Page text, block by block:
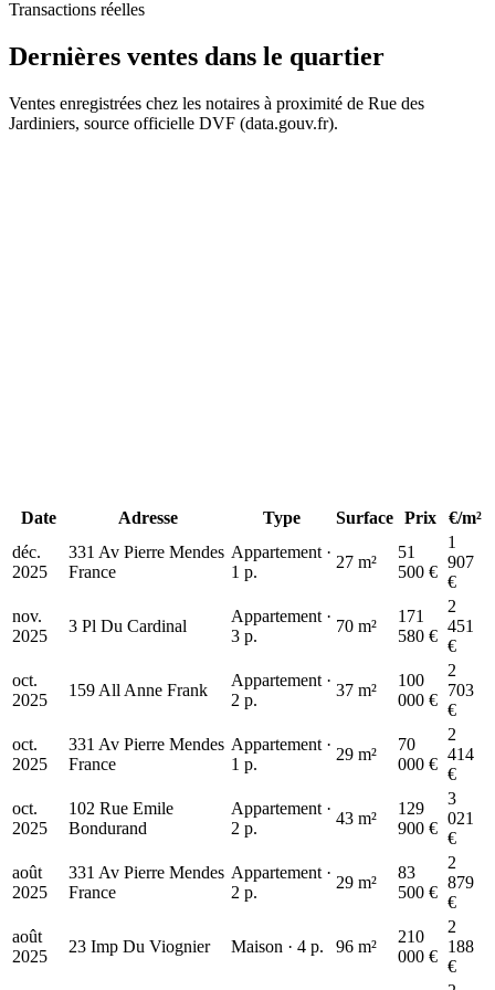
Transactions réelles
Dernières ventes dans le quartier
Ventes enregistrées chez les notaires à proximité de Rue des
Jardiniers, source officielle DVF (data.gouv.fr).
172 k€
210 k€
k€
Date Adresse Type Surface Prix
€/m²
déc.
2025
331 Av Pierre Mendes
France
Appartement ·
1 p.
27 m²
51
500 €
1
907
€
nov.
2025
3 Pl Du Cardinal
Appartement ·
3 p.
70 m²
171
580 €
2
451
€
oct.
2025
159 All Anne Frank
Appartement ·
2 p.
37 m²
100
000 €
2
703
€
oct.
2025
331 Av Pierre Mendes
France
Appartement ·
1 p.
29 m²
70
000 €
2
414
€
oct.
2025
102 Rue Emile
Bondurand
Appartement ·
2 p.
43 m²
129
900 €
3
021
€
août
2025
331 Av Pierre Mendes
France
Appartement ·
2 p.
29 m²
83
500 €
2
879
€
août
2025
23 Imp Du Viognier Maison · 4 p. 96 m²
210
000 €
2
188
€